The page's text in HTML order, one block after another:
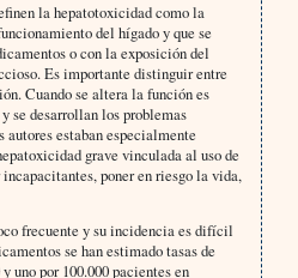
la hepatotoxicidad como la
del hígado y que se
o con la exposición del
Es importante distinguir entre
Cuando se altera la función es
se desarrollan los problemas
estaban especialmente
grave vinculada al uso de
poner en riesgo la vida,
frecuente y su incidencia es difícil
se han estimado tasas de
uno por 100.000 pacientes en